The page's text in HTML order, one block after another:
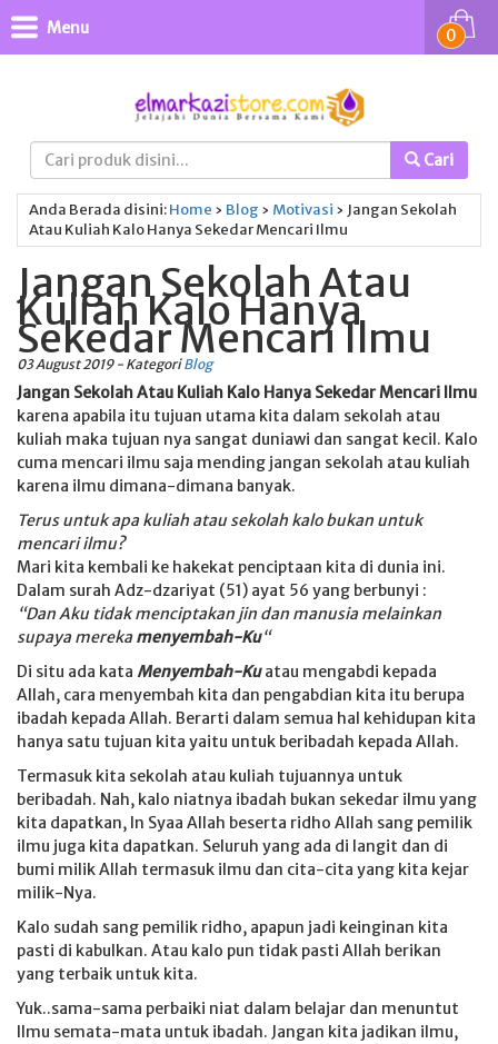
Cari
0
Menu
Anda Berada disini:Home › Blog › Motivasi › Jangan Sekolah
Atau Kuliah Kalo Hanya Sekedar Mencari Ilmu
Jangan Sekolah Atau
Kuliah Kalo Hanya
Sekedar Mencari Ilmu
03 August 2019 - KategoriBlog
Jangan Sekolah Atau Kuliah Kalo Hanya Sekedar Mencari Ilmu
karena apabila itu tujuan utama kita dalam sekolah atau
kuliah maka tujuan nya sangat duniawi dan sangat kecil. Kalo
cuma mencari ilmu saja mending jangan sekolah atau kuliah
karena ilmu dimana-dimana banyak.
Terus untuk apa kuliah atau sekolah kalo bukan untuk
mencari ilmu?
Mari kita kembali ke hakekat penciptaan kita di dunia ini.
Dalam surah Adz-dzariyat (51) ayat 56 yang berbunyi :
“Dan Aku tidak menciptakan jin dan manusia melainkan
supaya merekamenyembah-Ku“
Di situ ada kata Menyembah-Ku atau mengabdi kepada
Allah, cara menyembah kita dan pengabdian kita itu berupa
ibadah kepada Allah. Berarti dalam semua hal kehidupan kita
hanya satu tujuan kita yaitu untuk beribadah kepada Allah.
Termasuk kita sekolah atau kuliah tujuannya untuk
beribadah. Nah, kalo niatnya ibadah bukan sekedar ilmu yang
kita dapatkan, In Syaa Allah beserta ridho Allah sang pemilik
ilmu juga kita dapatkan. Seluruh yang ada di langit dan di
bumi milik Allah termasuk ilmu dan cita-cita yang kita kejar
milik-Nya.
Kalo sudah sang pemilik ridho, apapun jadi keinginan kita
pasti di kabulkan. Atau kalo pun tidak pasti Allah berikan
yang terbaik untuk kita.
Yuk..sama-sama perbaiki niat dalam belajar dan menuntut
Ilmu semata-mata untuk ibadah. Jangan kita jadikan ilmu,